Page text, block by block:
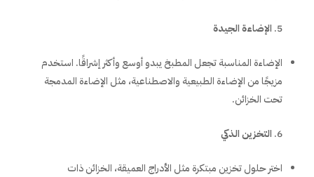
الإضاءة الجيدة
الإضاءة المناسبة تجعل المطبخ يبدو أوسع وأكثر إشراقًا. استخدم
مزيجًا من الإضاءة الطبيعية والاصطناعية، مثل الإضاءة المدمجة
تحت الخزائن.
التخزين الذكي
اختر حلول تخزين مبتكرة مثل الأدراج العميقة، الخزائن ذات